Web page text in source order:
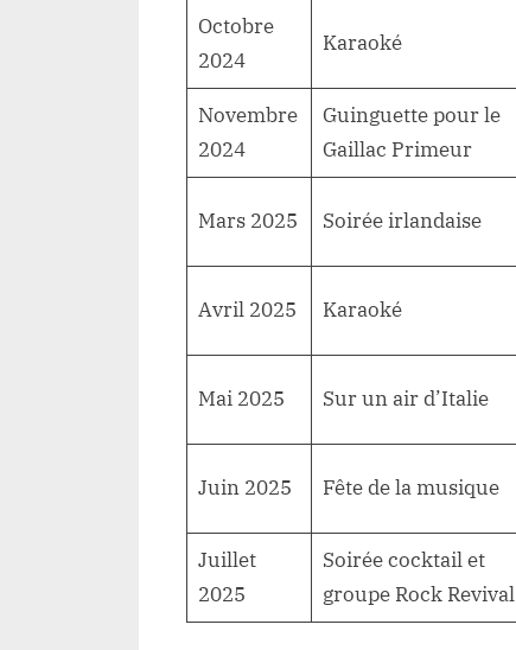
Octobre
2024
Karaoké
Novembre
2024
Guinguette pour le
Gaillac Primeur
Mars 2025 Soirée irlandaise
Avril 2025 Karaoké
Mai 2025 Sur un air d’Italie
Juin 2025 Fête de la musique
Juillet
2025
Soirée cocktail et
groupe Rock Revival